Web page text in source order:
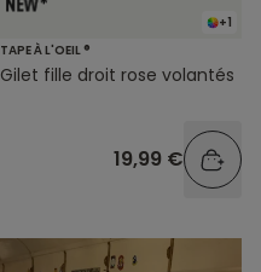
+1
TAPE À L'OEIL ®
Gilet fille droit rose volantés
19,99 €